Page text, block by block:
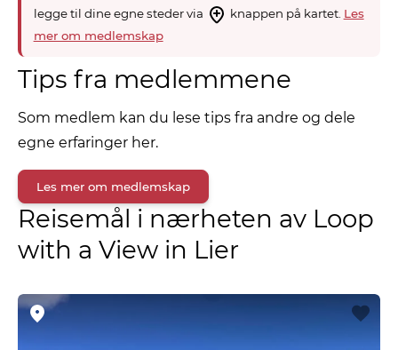
legge til dine egne steder via
knappen på kartet. Les
mer om medlemskap
Tips fra medlemmene
Som medlem kan du lese tips fra andre og dele
egne erfaringer her.
Les mer om medlemskap
Reisemål i nærheten av Loop
with a View in Lier